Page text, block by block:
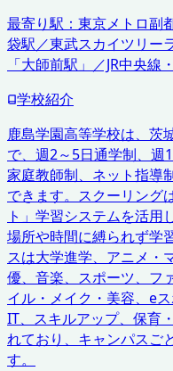
最寄り駅： 東京メトロ副
袋駅／東武スカイツリー
「大師前駅」／JR中央線
学校紹介
鹿島学園高等学校は、茨
で、週2～5日通学制、週
家庭教師制、ネット指導
できます。スクーリング
ト」学習システムを活用
場所や時間に縛られず学
スは大学進学、アニメ・
優、音楽、スポーツ、フ
イル・メイク・美容、e
IT、スキルアップ、保育
れており、キャンパスご
す。